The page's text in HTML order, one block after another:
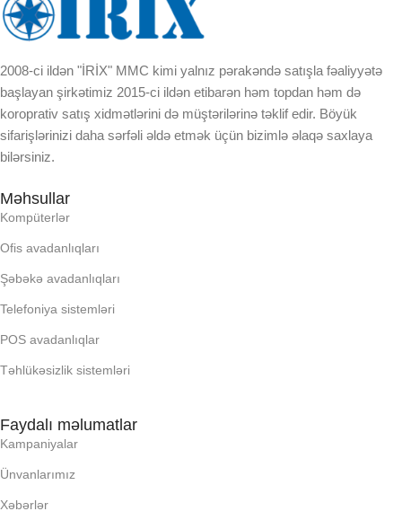
DAXILI YADDA
EKRAN
2008-ci ildən "İRİX" MMC kimi yalnız pərakəndə satışla fəaliyyətə
başlayan şirkətimiz 2015-ci ildən etibarən həm topdan həm də
koroprativ satış xidmətlərini də müştərilərinə təklif edir. Böyük
sifarişlərinizi daha sərfəli əldə etmək üçün bizimlə əlaqə saxlaya
bilərsiniz.
Məhsullar
Kompüterlər
Ofis avadanlıqları
Şəbəkə avadanlıqları
Telefoniya sistemləri
POS avadanlıqlar
Təhlükəsizlik sistemləri
Faydalı məlumatlar
Kampaniyalar
Ünvanlarımız
Xəbərlər